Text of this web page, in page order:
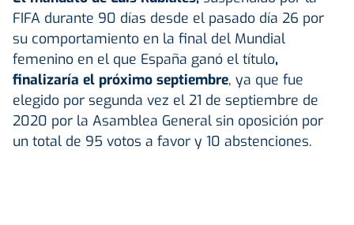
FIFA durante 90 días desde el pasado día 26 por
su comportamiento en la final del Mundial
femenino en el que España ganó el título,
finalizaría el próximo septiembre, ya que fue
elegido por segunda vez el 21 de septiembre de
2020 por la Asamblea General sin oposición por
un total de 95 votos a favor y 10 abstenciones.